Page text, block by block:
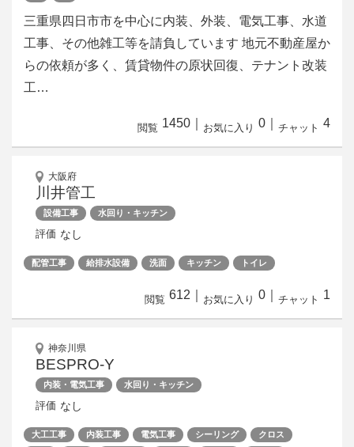
三重県四日市市を中心に内装、外装、電気工事、水道
工事、その他雑工等を請負しています 地元不動産屋か
らの依頼が多く、賃貸物件の原状回復、テナント改装
工…
閲覧 1450 お気に入り 0 チャット 4
大阪府
川井管工
設備工事 水回り・キッチン
評価 なし
配管工事 給排水設備 洗面 キッチン トイレ
閲覧 612 お気に入り 0 チャット 1
神奈川県
BESPRO-Y
内装・電気工事 水回り・キッチン
評価 なし
大工工事 内装工事 電気工事 シーリング
クロス